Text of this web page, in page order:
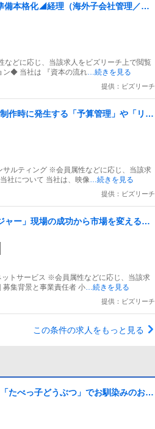
本格化◢経理（海外子会社管理／グ
などに応じ、当該求人をビズリーチ上で閲覧
ン◆ 当社は 『資本の流れ…続きを見る
提供：ビズリーチ
作時に発生する「予算管理」や「リス
ックス
サルティング ※会員属性などに応じ、当該求
社について 当社は、映像…続きを見る
提供：ビズリーチ
ー」現場の成功から市場を変える仕
ットサービス ※会員属性などに応じ、当該求
集背景と事業責任者 小…続きを見る
提供：ビズリーチ
この条件の求人をもっと見る
たべっ子どうぶつ」でお馴染みのお菓
」などのロングセラー商品を製造／
）